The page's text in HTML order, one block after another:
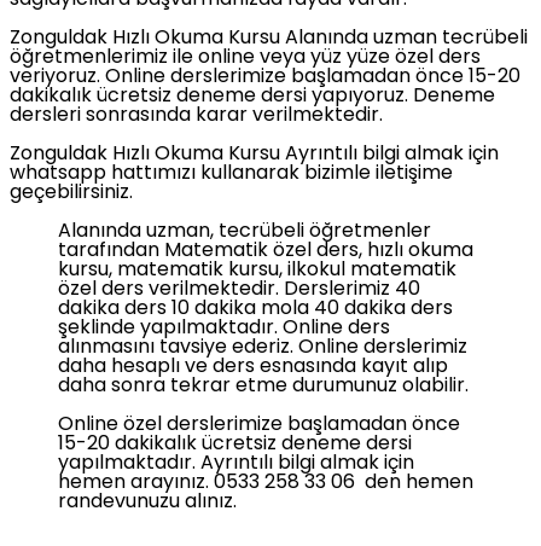
Zonguldak Hızlı Okuma Kursu Alanında uzman tecrübeli
öğretmenlerimiz ile online veya yüz yüze özel ders
veriyoruz. Online derslerimize başlamadan önce 15-20
dakikalık ücretsiz deneme dersi yapıyoruz. Deneme
dersleri sonrasında karar verilmektedir.
Zonguldak Hızlı Okuma Kursu Ayrıntılı bilgi almak için
whatsapp hattımızı kullanarak bizimle iletişime
geçebilirsiniz.
Alanında uzman, tecrübeli öğretmenler
tarafından Matematik özel ders, hızlı okuma
kursu, matematik kursu, ilkokul matematik
özel ders verilmektedir. Derslerimiz 40
dakika ders 10 dakika mola 40 dakika ders
şeklinde yapılmaktadır. Online ders
alınmasını tavsiye ederiz. Online derslerimiz
daha hesaplı ve ders esnasında kayıt alıp
daha sonra tekrar etme durumunuz olabilir.
Online özel derslerimize başlamadan önce
15-20 dakikalık ücretsiz deneme dersi
yapılmaktadır. Ayrıntılı bilgi almak için
hemen arayınız. 0533 258 33 06 den hemen
randevunuzu alınız.